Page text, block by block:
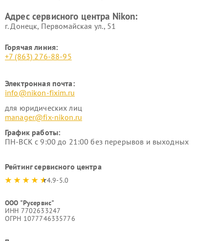
Адрес сервисного центра Nikon:
г. Донецк, Первомайская ул., 51
Горячая линия:
+7 (863) 276-88-95
Электронная почта:
info@nikon-fixim.ru
для юридических лиц
manager@fix-nikon.ru
График работы:
ПН-ВСК с 9:00 до 21:00 без перерывов и выходных
Рейтинг сервисного центра
4.9-5.0
ООО "Русервис"
ИНН 7702633247
ОГРН 1077746335776